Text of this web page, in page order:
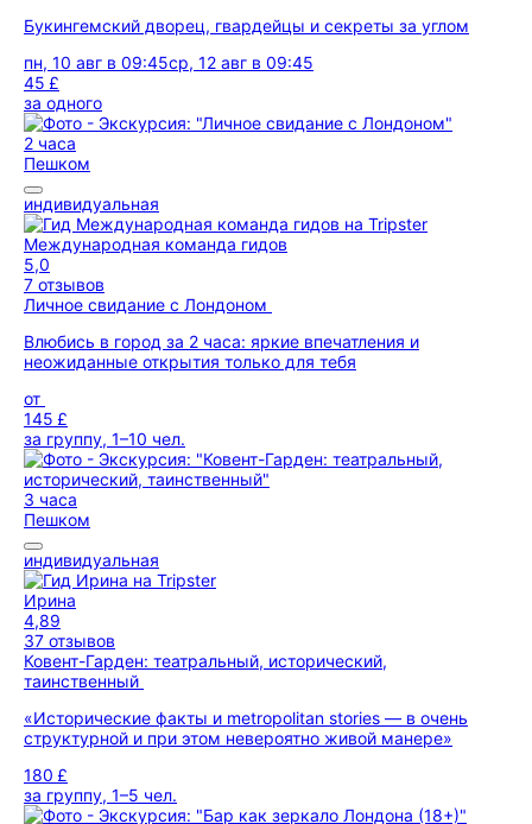
Букингемский дворец, гвардейцы и секреты за углом
пн, 10 авг в 09:45ср, 12 авг в 09:45
45 £
за одного
2 часа
Пешком
индивидуальная
Международная команда гидов
5,0
7 отзывов
Личное свидание с Лондоном
Влюбись в город за 2 часа: яркие впечатления и
неожиданные открытия только для тебя
от
145 £
за группу, 1–10 чел.
3 часа
Пешком
индивидуальная
Ирина
4,89
37 отзывов
Ковент-Гарден: театральный, исторический,
таинственный
«Исторические факты и metropolitan stories — в очень
структурной и при этом невероятно живой манере»
180 £
за группу, 1–5 чел.